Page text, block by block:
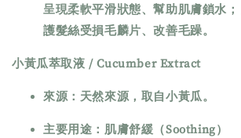
呈現柔軟平滑狀態、幫助肌膚鎖水
護髮絲受損毛麟片、改善毛躁。
小黃瓜萃取液 / Cucumber Extract
來源：天然來源，取自小黃瓜。
主要用途：肌膚舒緩（Soothing）